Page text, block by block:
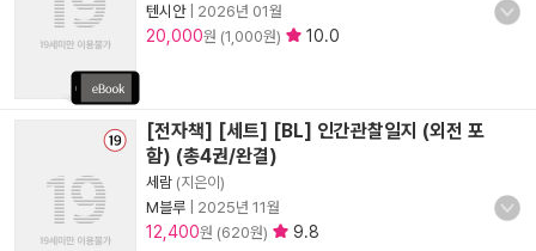
텐시안| 2026년 01월
20,000원 (1,000원) 10.0
[전자책] [세트] [BL] 인간관찰일지 (외전 포
함) (총4권/완결)
세람 (지은이)
M블루
2025년 11월
12,400원 (620원) 9.8